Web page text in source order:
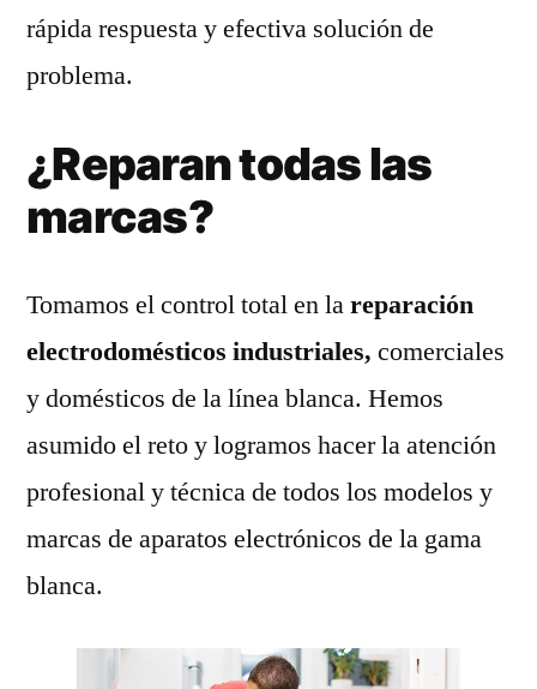
rápida respuesta y efectiva solución de
problema.
¿Reparan todas las
marcas?
Tomamos el control total en lareparación
electrodomésticos industriales, comerciales
y domésticos de la línea blanca. Hemos
asumido el reto y logramos hacer la atención
profesional y técnica de todos los modelos y
marcas de aparatos electrónicos de la gama
blanca.